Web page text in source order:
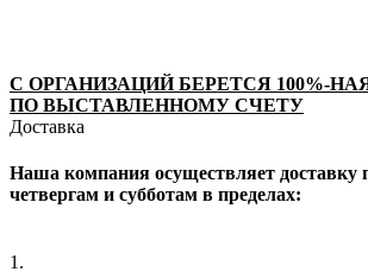
С ОРГАНИЗАЦИЙ БЕРЕТСЯ 100%-
ПО ВЫСТАВЛЕННОМУ СЧЕТУ
Доставка
Наша компания осуществляет доставку
четвергам и субботам в пределах:
1.